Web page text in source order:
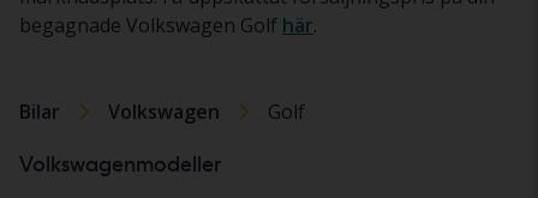
begagnade Volkswagen Golf här.
Bilar Volkswagen Golf
Volkswagenmodeller